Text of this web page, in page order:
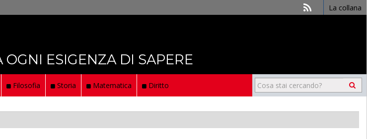
La collana
OGNI ESIGENZA DI SAPERE
Filosofia Storia Matematica Diritto